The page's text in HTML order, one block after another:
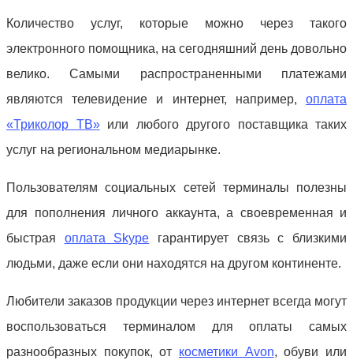
Количество услуг, которые можно через такого
электронного помощника, на сегодняшний день довольно
велико. Самыми распространенными платежами
являются телевидение и интернет, например, оплата
«Триколор ТВ»или любого другого поставщика таких
услуг на региональном медиарынке.
Пользователям социальных сетей терминалы полезны
для пополнения личного аккаунта, а своевременная и
быстрая оплата Skype гарантирует связь с близкими
людьми, даже если они находятся на другом континенте.
Любители заказов продукции через интернет всегда могут
воспользоваться терминалом для оплаты самых
разнообразных покупок, от косметики Avon, обуви или